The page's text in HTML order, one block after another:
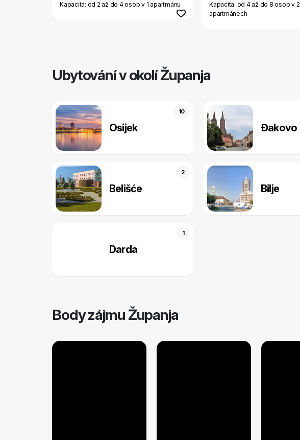
Kapacita: od 2 až do 4 osob v 1 apartmánu
Kapacita: od 4 až do 8 osob v 2
apartmánech
Ubytování v okolí Županja
Osijek
10
Đakovo
Belišće
2
Bilje
Darda
1
Body zájmu Županja